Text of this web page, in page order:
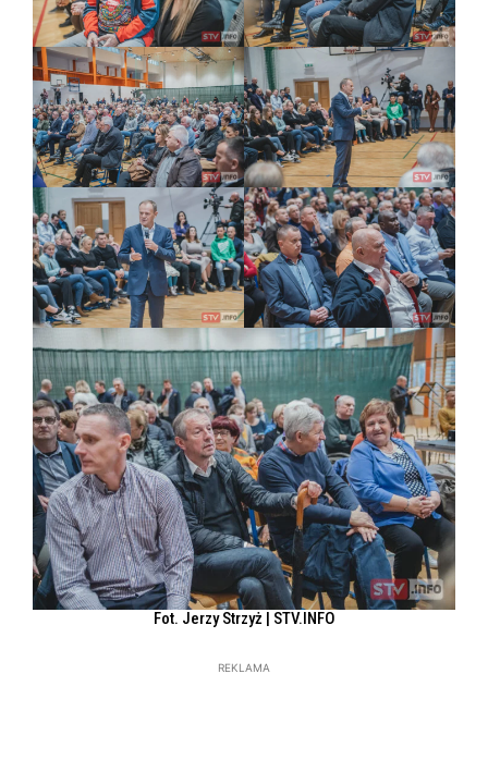
Fot. Jerzy Strzyż | STV.INFO
REKLAMA